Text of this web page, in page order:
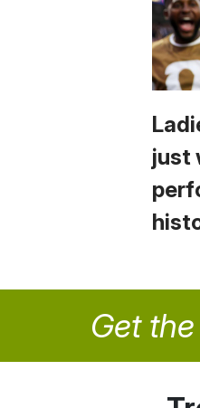
just
Get